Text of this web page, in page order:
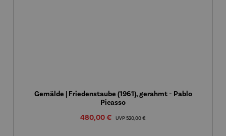
Gemälde | Friedenstaube (1961), gerahmt - Pablo
Picasso
Verkaufspreis:
480,00 € UVP Regulärer Preis:
520,00 €